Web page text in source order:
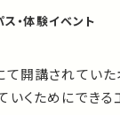
・体験イベント
講されていたオ
いくためにでき